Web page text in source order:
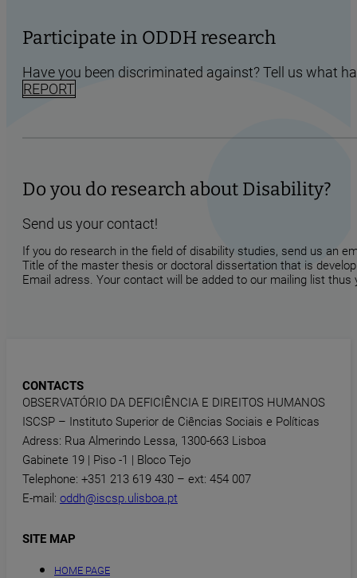
Participate in ODDH research
Have you been discriminated against? Tell us what
REPORT
Do you do research about Disability?
Send us your contact!
If you do research in the field of disability studies, send us an
Title of the master thesis or doctoral dissertation that is
Email adress. Your contact will be added to our mailing list
CONTACTS
OBSERVATÓRIO DA DEFICIÊNCIA E DIREITOS HUMANOS
ISCSP – Instituto Superior de Ciências Sociais e Políticas
Adress: Rua Almerindo Lessa, 1300-663 Lisboa
Gabinete 19 | Piso -1 | Bloco Tejo
Telephone: +351 213 619 430 – ext: 454 007
E-mail: oddh@iscsp.ulisboa.pt
SITE MAP
HOME PAGE